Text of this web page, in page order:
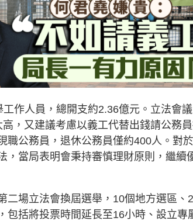
作人員，總開支約2.36億元。立法會
，又建議考慮以義工代替出錢請公務
職公務員，退休公務員僅約400人。對
，當局表明會秉持審慎理財原則，繼續
二場立法會換屆選舉，10個地方選區、
包括將投票時間延長至16小時、設立專